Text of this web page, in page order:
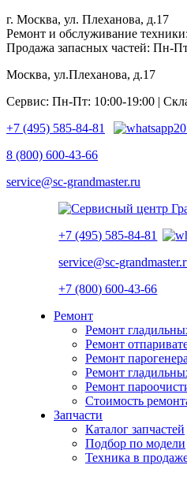
г. Москва, ул. Плеханова, д.17
Ремонт и обслуживание
Продажа запасных частей: Пн-
Москва, ул.Плеханова, д.17
Сервис: Пн-Пт: 10:00-19:00 |
+7 (495) 585-84-81
8 (800) 600-43-66
service@sc-grandmaster.ru
+7 (495) 585-84-81
service@sc-
+7 (800) 600-43-66
Ремонт
Ремонт
Ремонт
Ремонт
Ремонт
Ремонт
Стоимость
Запчасти
Каталог запчастей
Подбор по модели
Техника в